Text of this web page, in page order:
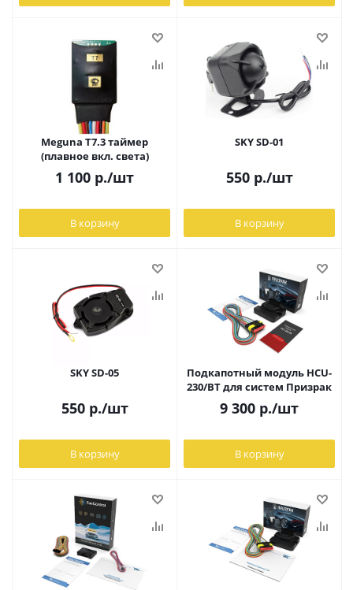
Meguna Т7.3 таймер
(плавное вкл. света)
1 100 р./шт
В корзину
SKY SD-01
550р./шт
В корзину
SKY SD-05
550р./шт
В корзину
Подкапотный модуль HCU-
230/BT для систем Призрак
9 300 р./шт
В корзину